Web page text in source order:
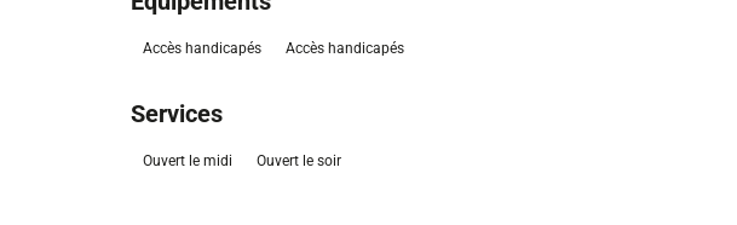
Accès handicapés Accès handicapés
Services
Ouvert le midi Ouvert le soir